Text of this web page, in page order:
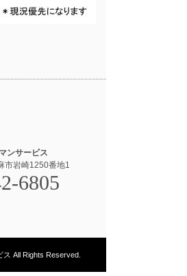
ンサービス
市岩崎1250番地1
6805
All Rights Reserved.